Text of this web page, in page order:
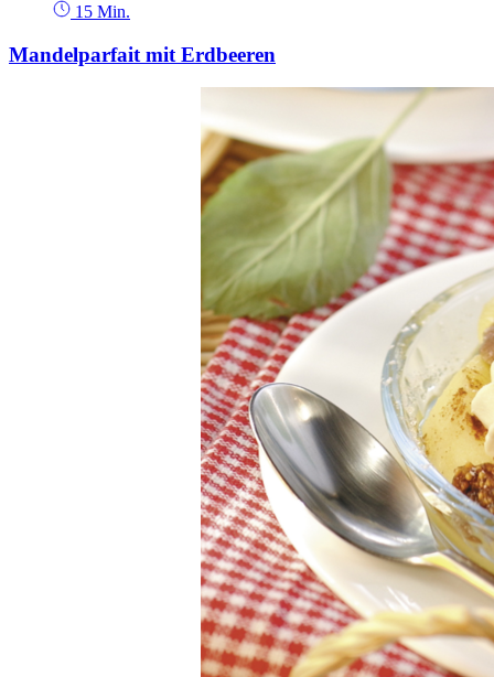
15 Min.
Mandelparfait mit Erdbeeren